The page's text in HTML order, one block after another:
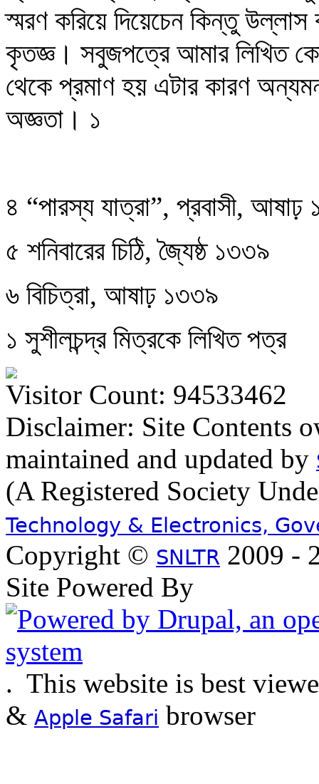
স্মরণ করিয়ে দিয়েচেন কিন্তু
কৃতজ্ঞ। সবুজপত্রে আমার লিখিত
থেকে প্রমাণ হয় এটার কারণ
অজ্ঞতা। ১
৪ “পারস্য যাত্রা”, প্রবাসী, আষাঢ়
৫ শনিবারের চিঠি, জ্যৈষ্ঠ ১৩৩৯
৬ বিচিত্রা, আষাঢ় ১৩৩৯
১ সুশীলচন্দ্র মিত্রকে লিখিত পত্র
Visitor Count: 94533462
Disclaimer: Site Contents
maintained and updated by
(A Registered Society
Technology & Electronics,
Copyright © SNLTR 2009 -
Site Powered By
. This website is best
& Apple Safari browser